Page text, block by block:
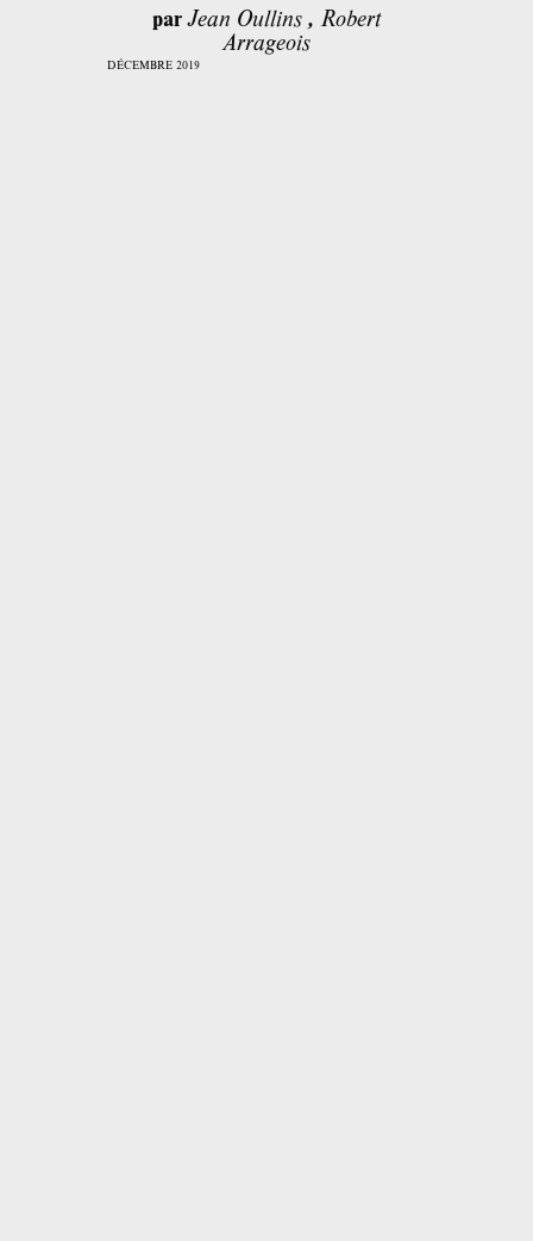
par Jean Oullins , Robert
Arrageois
DÉCEMBRE 2019